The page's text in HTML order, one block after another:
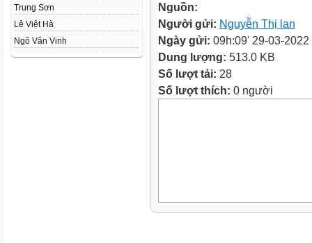
Trung Sơn
Lê Việt Hà
Ngô Văn Vinh
Nguồn:
Người gửi: Nguyễn Thị lan
Ngày gửi: 09h:09' 29-03-2022
Dung lượng: 513.0 KB
Số lượt tải: 28
Số lượt thích: 0 người